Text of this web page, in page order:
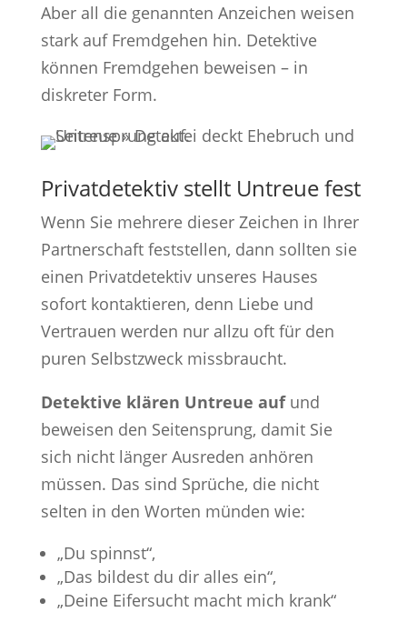
Aber all die genannten Anzeichen weisen
stark auf Fremdgehen hin. Detektive
können Fremdgehen beweisen – in
diskreter Form.
Privatdetektiv stellt Untreue fest
Wenn Sie mehrere dieser Zeichen in Ihrer
Partnerschaft feststellen, dann sollten sie
einen Privatdetektiv unseres Hauses
sofort kontaktieren, denn Liebe und
Vertrauen werden nur allzu oft für den
puren Selbstzweck missbraucht.
Detektive klären Untreue aufund
beweisen den Seitensprung, damit Sie
sich nicht länger Ausreden anhören
müssen. Das sind Sprüche, die nicht
selten in den Worten münden wie:
„Du spinnst“,
„Das bildest du dir alles ein“,
„Deine Eifersucht macht mich krank“